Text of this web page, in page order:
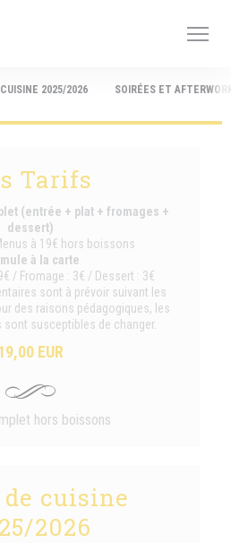
Tarifs
(entrée + plat + fromages +
dessert)
à 19€ hors boissons
à la carte
/ Fromage : 3€ / Dessert : 3€
sont à prévoir suivant les
des raisons pédagogiques, les
sont susceptibles de changer.
EUR
hors boissons
de cuisine
2026
2025/2026 SOIRÉES ET